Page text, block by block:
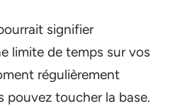
signifier
limite de temps sur vos
régulièrement
pouvez toucher la base.